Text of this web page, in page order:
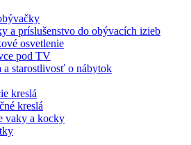
a príslušenstvo do obývacích izieb
osvetlenie
pod TV
a starostlivosť o nábytok
kreslá
kreslá
vaky a kocky